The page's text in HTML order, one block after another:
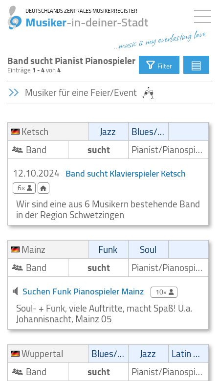
DEUTSCHLANDS ZENTRALES MUSIKERREGISTER
Musiker-in-deiner-Stadt
...music is my everlasting love
Band sucht Pianist Pianospieler
Einträge 1 - 4von4 Filter ▤
Musiker für eine Feier/Event
Ketsch Jazz
Blues/Swing
Band
sucht
Pianist/Pianospieler
12.10.2024 Band sucht Klavierspieler Ketsch
6×
Wir sind eine aus 6 Musikern bestehende Band
in der Region Schwetzingen
Mainz
Funk
Soul
Band
sucht Pianist/Pianospieler
Suchen Funk Pianospieler Mainz 10×
Soul- + Funk, viele Auftritte, macht Spaß! U.a.
Johannisnacht, Mainz 05
Wuppertal
Blues/Swing Jazz
Latin Musik
Band
sucht Pianist/Pianospieler